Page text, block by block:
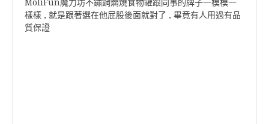
MoliFun魔力坊不鏽鋼燜燒食物罐跟同事的牌子一模模一
樣樣 , 就是跟著選在他屁股後面就對了 , 畢竟有人用過有品
質保證